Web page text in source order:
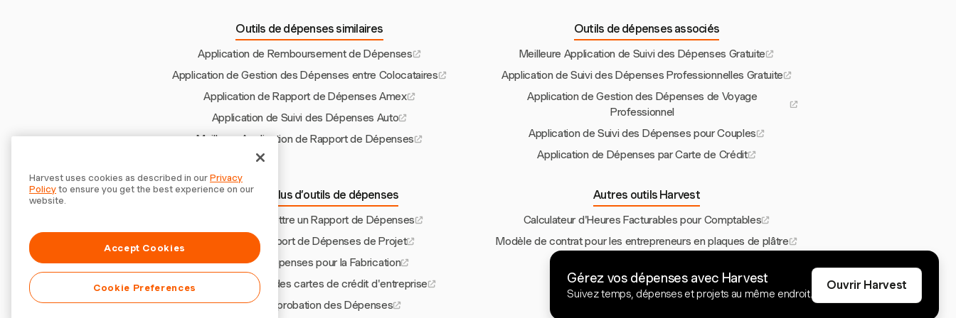
Outils de dépenses similaires
Application de Remboursement de Dépenses
Application de Gestion des Dépenses entre Colocataires
Application de Rapport de Dépenses Amex
Application de Suivi des Dépenses Auto
Meilleure Application de Rapport de Dépenses
Outils de dépenses associés
Meilleure Application de Suivi des Dépenses Gratuite
Application de Suivi des Dépenses Professionnelles Gratuite
Application de Gestion des Dépenses de Voyage
Professionnel
Application de Suivi des Dépenses pour Couples
Application de Dépenses par Carte de Crédit
Découvrir plus d’outils de dépenses
Comment Soumettre un Rapport de Dépenses
Modèle de Rapport de Dépenses de Projet
Rapport de Dépenses pour la Fabrication
Logiciel de gestion des cartes de crédit d'entreprise
Logiciel d'Approbation des Dépenses
Autres outils Harvest
Calculateur d'Heures Facturables pour Comptables
Modèle de contrat pour les entrepreneurs en plaques de plâtre
Gestion de Projet pour Freelancers
Gérez vos dépenses avec Harvest
Suivez temps, dépenses et projets au même endroit.
Ouvrir Harvest
Harvest uses cookies as described in ourPrivacy
Policyto ensure you get the best experience on our
website.
Accept Cookies
Cookie Preferences